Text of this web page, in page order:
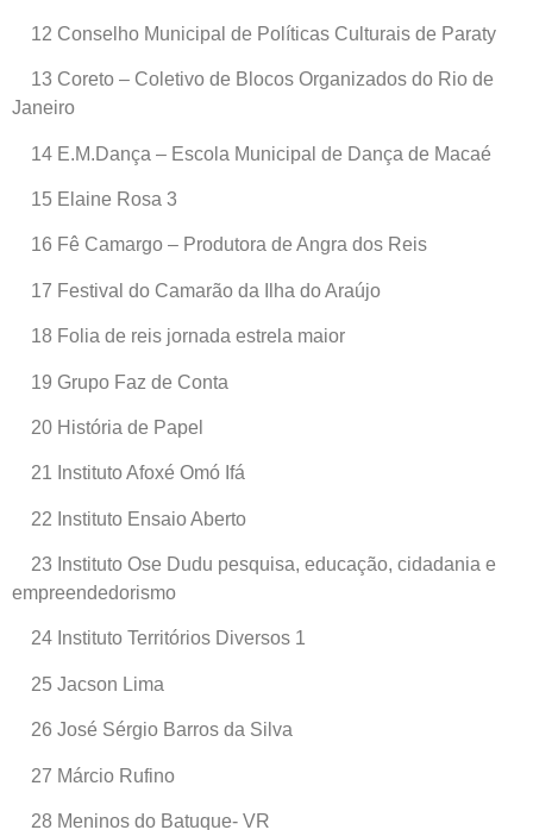
12 Conselho Municipal de Políticas Culturais de Paraty
13 Coreto – Coletivo de Blocos Organizados do Rio de
Janeiro
14 E.M.Dança – Escola Municipal de Dança de Macaé
15 Elaine Rosa 3
16 Fê Camargo – Produtora de Angra dos Reis
17 Festival do Camarão da Ilha do Araújo
18 Folia de reis jornada estrela maior
19 Grupo Faz de Conta
20 História de Papel
21 Instituto Afoxé Omó Ifá
22 Instituto Ensaio Aberto
23 Instituto Ose Dudu pesquisa, educação, cidadania e
empreendedorismo
24 Instituto Territórios Diversos 1
25 Jacson Lima
26 José Sérgio Barros da Silva
27 Márcio Rufino
28 Meninos do Batuque- VR